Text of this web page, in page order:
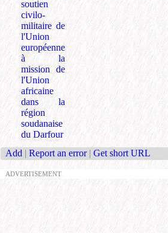
soutien
civilo-
militaire de
l'Union
européenne
à la
mission de
l'Union
africaine
dans la
région
soudanaise
du Darfour
Add | Report an error | Get short URL
ADVERTISEMENT